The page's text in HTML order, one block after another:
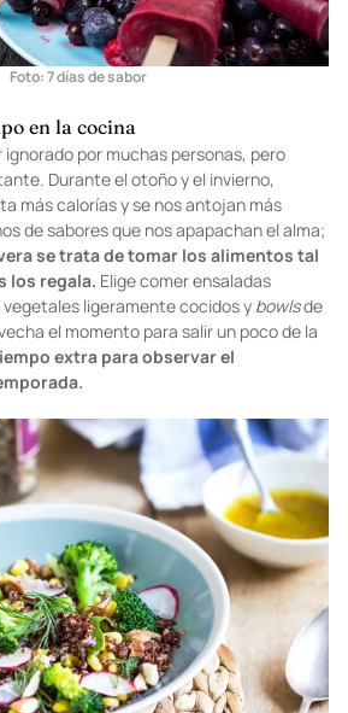
Foto:7 días de sabor
en la cocina
por muchas personas, pero
Durante el otoño y el invierno,
más calorías y se nos antojan más
de sabores que nos apapachan el alma;
se trata de tomar los alimentos tal
los regala. Elige comer ensaladas
ligeramente cocidos y bowlsde
el momento para salir un poco de la
extra para observar el